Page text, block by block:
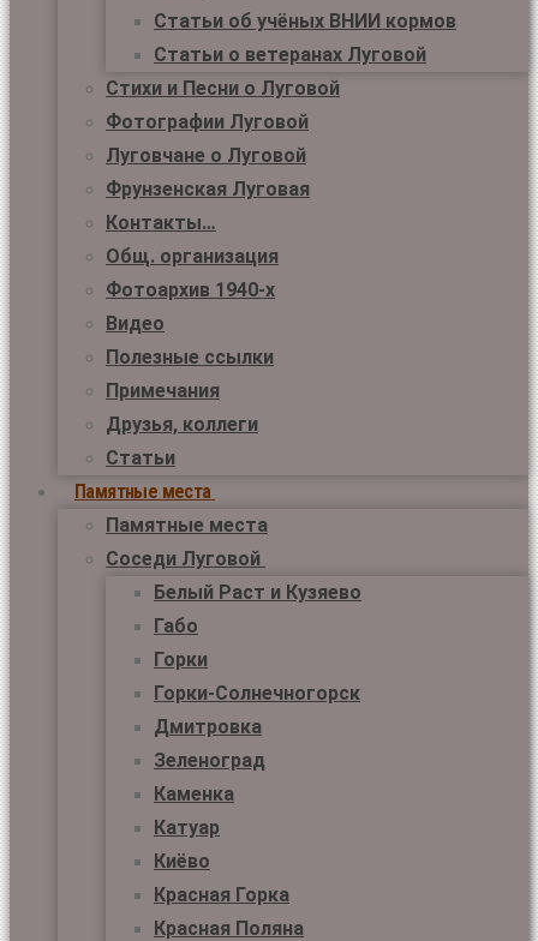
Статьи об учёных ВНИИ кормов
Статьи о ветеранах Луговой
Стихи и Песни о Луговой
Фотографии Луговой
Луговчане о Луговой
Фрунзенская Луговая
Контакты…
Общ. организация
Фотоархив 1940-х
Видео
Полезные ссылки
Примечания
Друзья, коллеги
Статьи
Памятные места
Памятные места
Соседи Луговой
Белый Раст и Кузяево
Габо
Горки
Горки-Солнечногорск
Дмитровка
Зеленоград
Каменка
Катуар
Киёво
Красная Горка
Красная Поляна